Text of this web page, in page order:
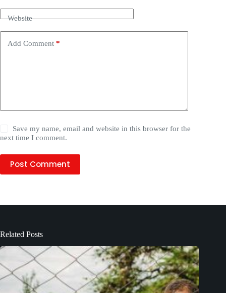
Website
Add Comment *
Save my name, email and website in this browser for the
next time I comment.
Post Comment
Related Posts